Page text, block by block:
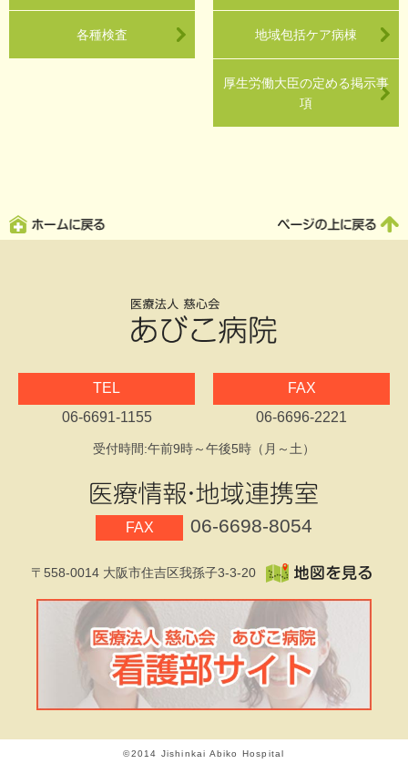
各種検査 地域包括ケア病棟
厚生労働大臣の定める掲示事
項
TEL
06-6691-1155
FAX
06-6696-2221
受付時間:午前9時～午後5時（月～土）
FAX 06-6698-8054
〒558-0014 大阪市住吉区我孫子3-3-20
©2014 Jishinkai Abiko Hospital